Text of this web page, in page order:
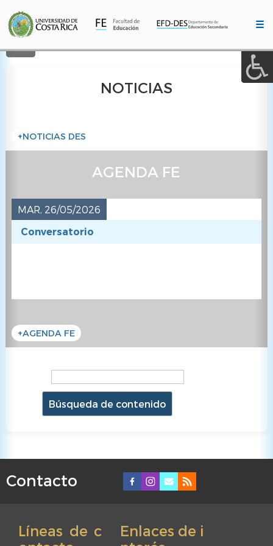
contenido
principal
☰
NOTICIAS
+NOTICIAS DES
AGENDA FE
MAR, 26/05/2026
Conversatorio
+AGENDA FE
Búsqueda
de
contenido
Búsqueda
de
contenido
FContacto
Líneas de c
Enlaces de i